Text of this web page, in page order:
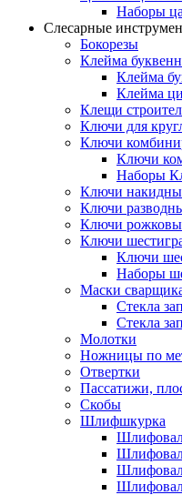
Наборы
Слесарные
Бокорезы
Клейма
Клейма
Клейма
Клещи
Ключи для
Ключи
Ключи
Наборы
Ключи
Ключи
Ключи
Ключи
Ключи
Наборы
Маски
Стекла
Стекла
Молотки
Ножницы по
Отвертки
Пассатижи,
Скобы
Шлифшкурка